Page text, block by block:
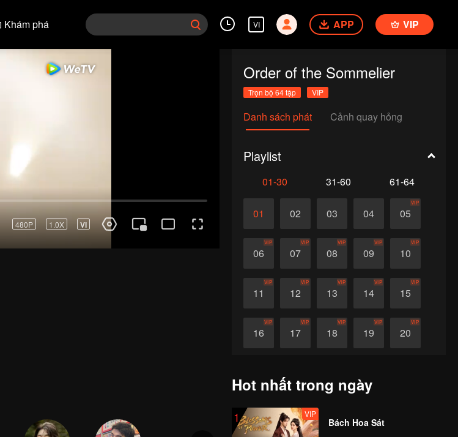
Khám phá VI APP VIP
Order of the Sommelier
Trọn bộ 64 tập VIP
Danh sách phát Cảnh quay hỏng
Playlist
01-30 31-60 61-64
01 02 03 04 05
VIP
06
VIP
07
VIP
08
VIP
09
VIP
10
VIP
11
VIP
12
VIP
13
VIP
14
VIP
15
VIP
16
VIP
17
VIP
18
VIP
19
VIP
20
VIP
26 27
Hot nhất trong ngày
1 VIP
Bách Hoa Sát